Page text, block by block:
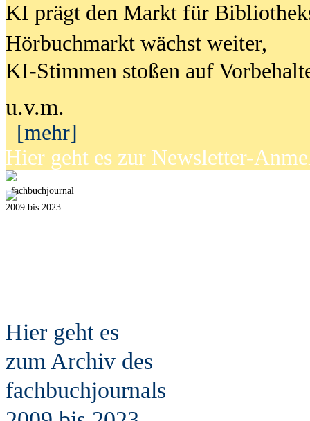
KI prägt den Markt für
Hörbuchmarkt wächst weiter,
KI-Stimmen stoßen auf
u.v.m.
[mehr]
Hier geht es zur Newsletter-
fachbuchjournal
2009 bis 2023
Hier geht es
zum Archiv des
fachbuchjournals